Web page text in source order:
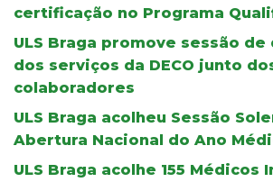
certificação no Programa
ULS Braga promove sessão de
dos serviços da DECO junto
colaboradores
ULS Braga acolheu Sessão
Abertura Nacional do Ano
ULS Braga acolhe 155 Médicos